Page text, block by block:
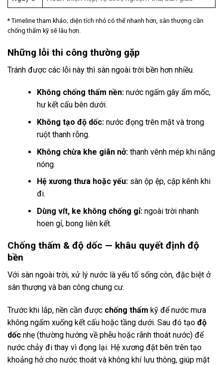
* Timeline tham khảo; diện tích nhỏ có thể nhanh hơn, sân thượng cần
chống thấm kỹ sẽ lâu hơn.
Những lỗi thi công thường gặp
Tránh được các lỗi này thì sàn ngoài trời bền hơn nhiều.
Không chống thấm nền:nước ngấm gây ẩm mốc,
hư kết cấu bên dưới.
Không tạo độ dốc:nước đọng trên mặt và trong
ruột thanh rỗng.
Không chừa khe giãn nở:thanh vênh mép khi nắng
nóng.
Hệ xương thưa hoặc yếu:sàn ộp ệp, cập kênh khi
đi.
Dùng vít, ke không chống gỉ:ngoài trời nhanh
hoen gỉ, bong liên kết.
Chống thấm & độ dốc — khâu quyết định độ
bền
Với sàn ngoài trời, xử lý nước là yếu tố sống còn, đặc biệt ở
sân thượng và ban công chung cư.
Trước khi lắp, nền cần được chống thấm kỹ để nước mưa
không ngấm xuống kết cấu hoặc tầng dưới. Sau đó tạo độ
dốc nhẹ (thường hướng về phễu hoặc rãnh thoát nước) để
nước chảy đi thay vì đọng lại. Hệ xương đặt bên trên tạo
khoảng hở cho nước thoát và không khí lưu thông, giúp mặt